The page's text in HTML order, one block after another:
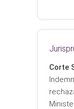
Corte